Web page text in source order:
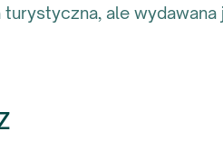
ale